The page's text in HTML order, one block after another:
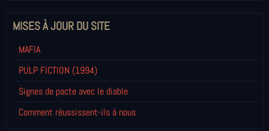
MISES À JOUR DU SITE
MAFIA
PULP FICTION (1994)
Signes de pacte avec le diable
Comment réussissent-ils à nous